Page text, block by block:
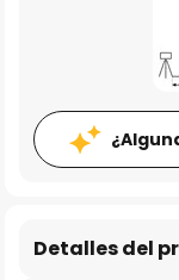
Detalles del